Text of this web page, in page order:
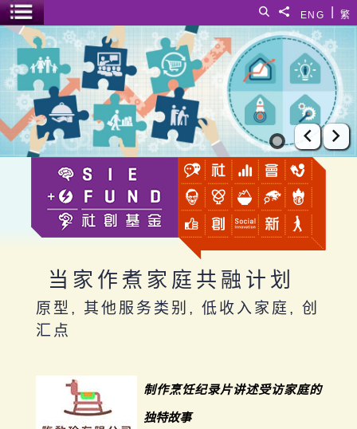
繁
ENG
分享給
搜寻
菜单开关
当家作煮家庭共融计划
上一张
下
当家作煮家庭共融计划
原型, 其他服务类别, 低收入家庭, 创
汇点
制作烹饪纪录片讲述受访家庭的
独特故事